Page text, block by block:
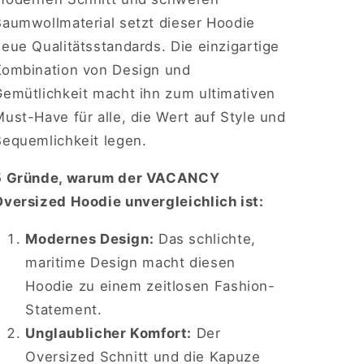
setzt dieser Hoodie
Qualitätsstandards. Die einzigartige
von Design und
macht ihn zum ultimativen
Have für alle, die Wert auf Style und
legen.
Gründe, warum der VACANCY
Hoodie unvergleichlich ist:
Modernes Design: Das schlichte,
maritime Design macht diesen
Hoodie zu einem zeitlosen Fashion-
Statement.
Unglaublicher Komfort: Der
Oversized Schnitt und die Kapuze